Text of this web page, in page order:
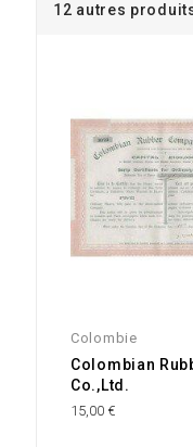
12 autres
Colombie
Colombian
Co.,Ltd.
15,00 €